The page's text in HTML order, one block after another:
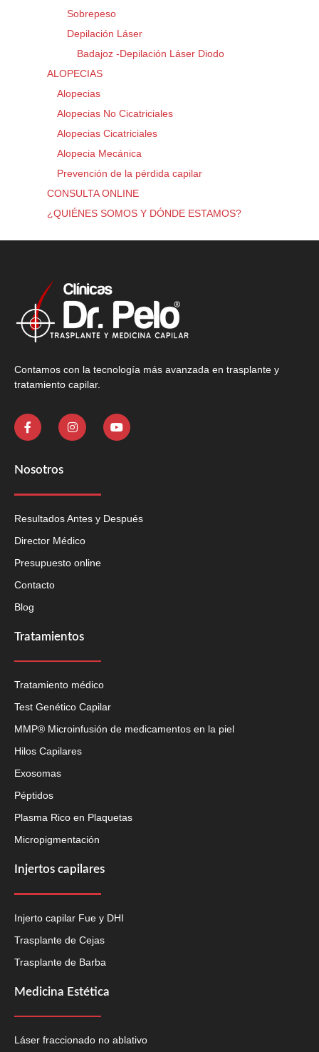
Sobrepeso
Depilación Láser
Badajoz -Depilación Láser Diodo
ALOPECIAS
Alopecias
Alopecias No Cicatriciales
Alopecias Cicatriciales
Alopecia Mecánica
Prevención de la pérdida capilar
CONSULTA ONLINE
¿QUIÉNES SOMOS Y DÓNDE ESTAMOS?
Contamos con la tecnología más avanzada en trasplante y
tratamiento capilar.
Nosotros
Resultados Antes y Después
Director Médico
Presupuesto online
Contacto
Blog
Tratamientos
Tratamiento médico
Test Genético Capilar
MMP® Microinfusión de medicamentos en la piel
Hilos Capilares
Exosomas
Péptidos
Plasma Rico en Plaquetas
Micropigmentación
Injertos capilares
Injerto capilar Fue y DHI
Trasplante de Cejas
Trasplante de Barba
Medicina Estética
Láser fraccionado no ablativo